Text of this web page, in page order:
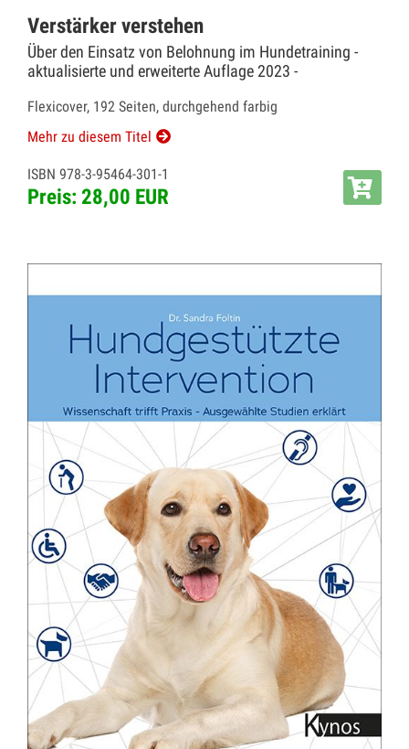
Verstärker verstehen
Über den Einsatz von Belohnung im Hundetraining -
aktualisierte und erweiterte Auflage 2023 -
Flexicover, 192 Seiten, durchgehend farbig
Mehr zu diesem Titel
ISBN 978-3-95464-301-1
Preis: 28,00 EUR